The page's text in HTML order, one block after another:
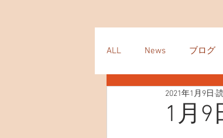
ALL News ブログ
1月9
2021年1月9日